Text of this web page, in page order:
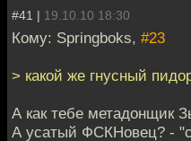
#41 | 19.10.10 18:30
Кому: Springboks, #23
> какой же гнусный
А как тебе метадонщик
А усатый ФСКНовец? -